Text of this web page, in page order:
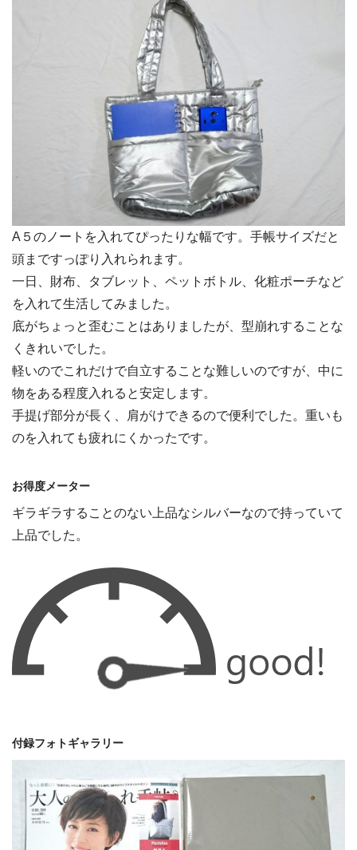
A５のノートを入れてぴったりな幅です。手帳サイズだと
頭まですっぽり入れられます。
一日、財布、タブレット、ペットボトル、化粧ポーチなど
を入れて生活してみました。
底がちょっと歪むことはありましたが、型崩れすることな
くきれいでした。
軽いのでこれだけで自立することな難しいのですが、中に
物をある程度入れると安定します。
手提げ部分が長く、肩がけできるので便利でした。重いも
のを入れても疲れにくかったです。
お得度メーター
ギラギラすることのない上品なシルバーなので持っていて
上品でした。
付録フォトギャラリー